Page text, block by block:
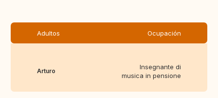
Adultos Ocupación
Arturo
Insegnante di
musica in pensione